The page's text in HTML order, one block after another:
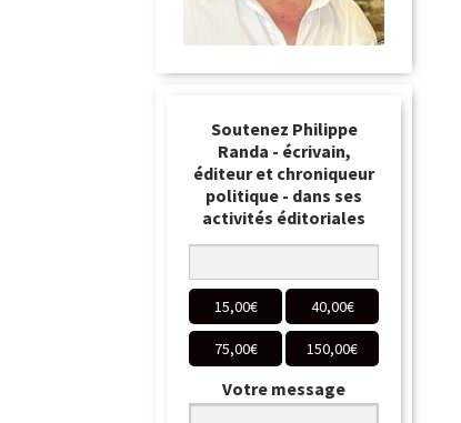
Soutenez Philippe
Randa - écrivain,
éditeur et chroniqueur
politique - dans ses
activités éditoriales
15,00€ 40,00€
75,00€ 150,00€
Votre message